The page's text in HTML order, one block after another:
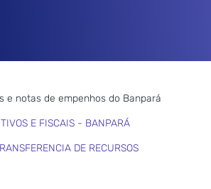
e notas de empenhos do Banpará
E FISCAIS - BANPARÁ
DE RECURSOS